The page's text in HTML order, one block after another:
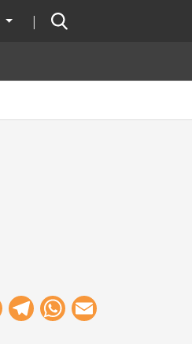
Llista les accions addicionals
Cercador
Facebook
Telegram
WhatsApp